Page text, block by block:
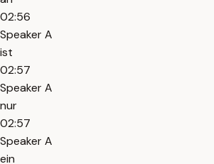
02:56
Speaker A
ist
02:57
Speaker A
nur
02:57
Speaker A
ein